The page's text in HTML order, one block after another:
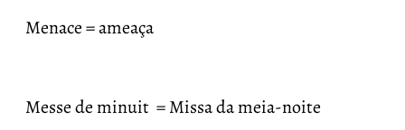
Menace = ameaça
Messe de minuit = Missa da meia-noite